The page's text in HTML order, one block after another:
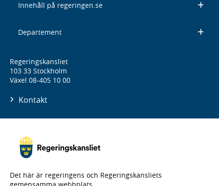
Innehåll på regeringen.se
Departement
Regeringskansliet
103 33 Stockholm
Växel 08-405 10 00
Kontakt
Det här är regeringens och Regeringskansliets